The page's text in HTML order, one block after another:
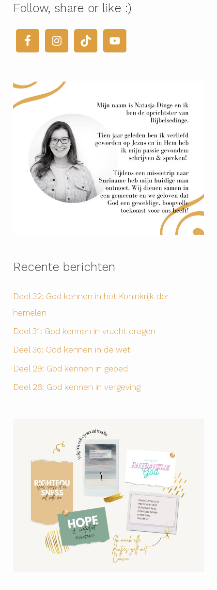
Follow, share or like :)
Recente berichten
Deel 32: God kennen in het Koninkrijk der
hemelen
Deel 31: God kennen in vrucht dragen
Deel 3o: God kennen in de wet
Deel 29: God kennen in gebed
Deel 28: God kennen in vergeving